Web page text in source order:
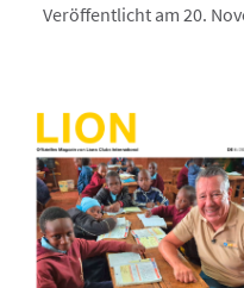
Veröffentlicht am 20.